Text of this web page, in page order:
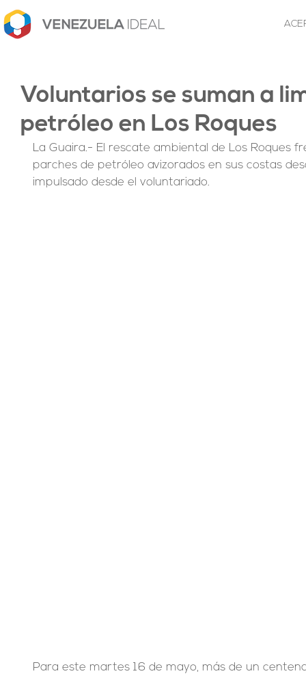
Voluntarios se suman a
petróleo en Los Roques
La Guaira.- El rescate ambiental de Los Roques
parches de petróleo avizorados en sus costas
impulsado desde el voluntariado.
Para este martes 16 de mayo, más de un